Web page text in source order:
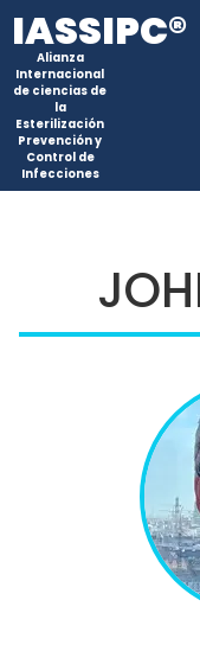
IASSIPC®
Alianza
Internacional
de ciencias de
la
Esterilización
Prevención y
Control de
Infecciones